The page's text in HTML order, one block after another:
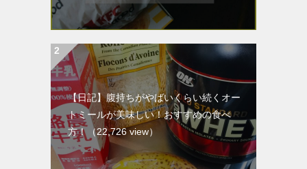
【日記】腹持ちがやばいくらい続くオー
トミールが美味しい！おすすめの食べ
方！
（22,726 view）